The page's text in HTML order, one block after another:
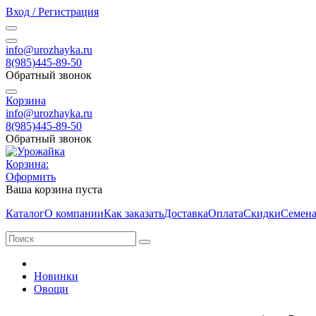
Вход / Регистрация
info@urozhayka.ru
8(985)445-89-50
Обратный звонок
Корзина
info@urozhayka.ru
8(985)445-89-50
Обратный звонок
Корзина:
Оформить
Ваша корзина пуста
КаталогО компанииКак заказатьДоставкаОплатаСкидки
Новинки
Овощи